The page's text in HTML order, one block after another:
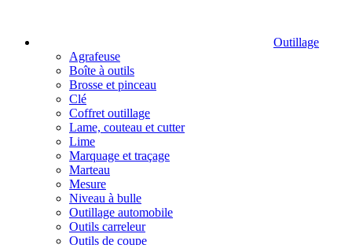
Outillage
Agrafeuse
Boîte à outils
Brosse et pinceau
Clé
Coffret outillage
Lame, couteau et cutter
Lime
Marquage et traçage
Marteau
Mesure
Niveau à bulle
Outillage automobile
Outils carreleur
Outils de coupe